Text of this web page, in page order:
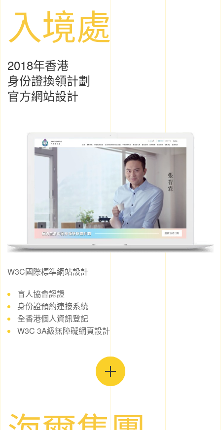
入境處
2018年香港
身份證換領計劃
官方網站設計
W3C國際標準網站設計
盲人協會認證
身份證預約連接系統
全香港個人資訊登記
W3C 3A級無障礙網頁設計